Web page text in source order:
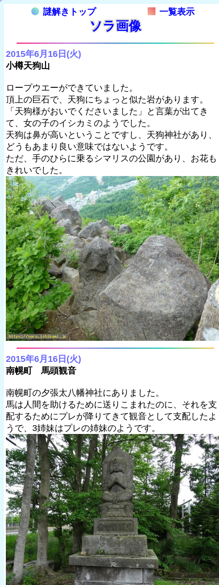
謎解きトップ 一覧表示
ソラ画像
2015年6月16日(火)
小樽天狗山
ロープウエーができていました。
頂上の巨石で、天狗にちょっと似た岩があります。
「天狗様がおいでくださいました」と言葉が出てき
て、女の子のイシカミのようでした。
天狗は鼻が高いということですし、天狗神社があり、
どうもあまり良い意味ではないようです。
ただ、手のひらに乗るシマリスの公園があり、お花も
きれいでした。
2015年6月16日(火)
南幌町 馬頭観音
南幌町の夕張太八幡神社にありました。
馬は人間を助けるために送りこまれたのに、それを支
配するためにプレが降りてきて観音として支配したよ
うで、3姉妹はプレの姉妹のようです。